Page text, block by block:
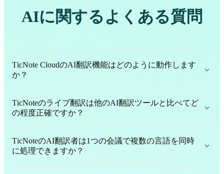
AIに関するよくある質問
TicNote CloudのAI翻訳機能はどのように動作します
か？
TicNoteのライブ翻訳は他のAI翻訳ツールと比べてど
の程度正確ですか？
TicNoteのAI翻訳者は1つの会議で複数の言語を同時
に処理できますか？